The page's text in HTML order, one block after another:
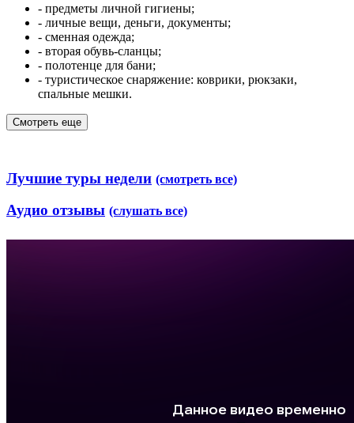
- предметы личной гигиены;
- личные вещи, деньги, документы;
- сменная одежда;
- вторая обувь-сланцы;
- полотенце для бани;
- туристическое снаряжение: коврики, рюкзаки,
спальные мешки.
Смотреть еще
Лучшие туры недели (смотреть все)
Аудио отзывы (слушать все)